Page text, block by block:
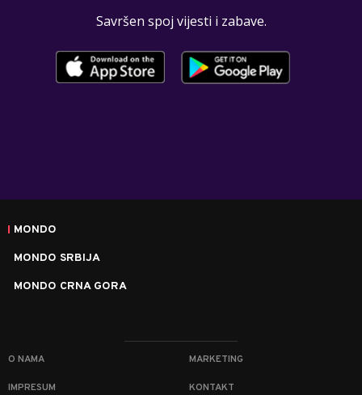
Savršen spoj vijesti i zabave.
MONDO
MONDO SRBIJA
MONDO CRNA GORA
O NAMA MARKETING
IMPRESUM KONTAKT